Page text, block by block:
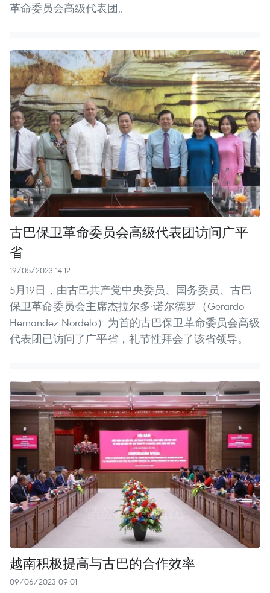
革命委员会高级代表团。
古巴保卫革命委员会高级代表团访问广平
省
19/05/2023 14:12
5月19日，由古巴共产党中央委员、国务委员、古巴
保卫革命委员会主席杰拉尔多·诺尔德罗（Gerardo
Hernandez Nordelo）为首的古巴保卫革命委员会高级
代表团已访问了广平省，礼节性拜会了该省领导。
越南积极提高与古巴的合作效率
09/06/2023 09:01